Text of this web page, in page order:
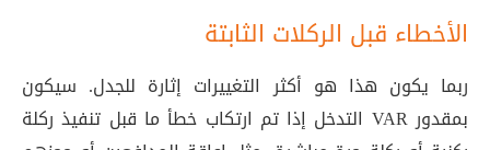
الأخطاء قبل الركلات الثابتة
ربما يكون هذا هو أكثر التغييرات إثارة للجدل. سيكون
بمقدور VAR التدخل إذا تم ارتكاب خطأ ما قبل تنفيذ ركلة